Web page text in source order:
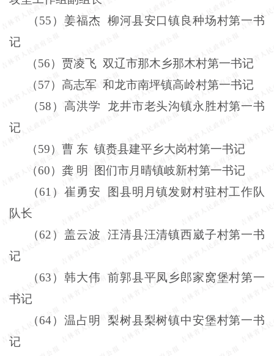
（55 ）姜福杰 柳河县安口镇良种场村第一书
记
（56）贾凌飞 双辽市那木乡那木村第一书记
（57）高志军 和龙市南坪镇高岭村第一书记
（58 ）高洪学
龙井市老头沟镇永胜村第一书
记
（59）曹 东 镇赉县建平乡大岗村第一书记
（60）龚 明
图们市月晴镇岐新村第一书记
（61 ）崔勇安
图县明月镇发财村驻村工作队
队长
（62 ）盖云波
汪清县汪清镇西崴子村第一书
记
（63 ）韩大伟
前郭县平凤乡郎家窝堡村第一
书记
（64）温占明
梨树县梨树镇中安堡村第一书
记